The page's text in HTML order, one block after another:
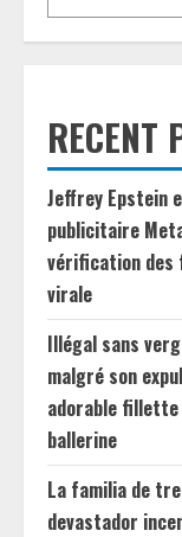
RECENT
Jeffrey Epstein
publicitaire
vérification des
virale
Illégal sans
malgré son
adorable fillette
ballerine
La familia de
devastador